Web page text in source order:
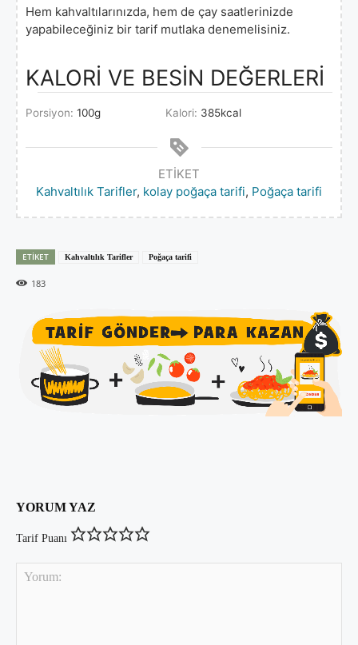
Hem kahvaltılarınızda, hem de çay saatlerinizde
yapabileceğiniz bir tarif mutlaka denemelisiniz.
KALORİ VE BESİN DEĞERLERİ
Porsiyon: 100g Kalori: 385kcal
ETIKET
Kahvaltılık Tarifler, kolay poğaça tarifi, Poğaça tarifi
ETIKET Kahvaltılık Tarifler Poğaça tarifi
183
YORUM YAZ
Tarif Puanı